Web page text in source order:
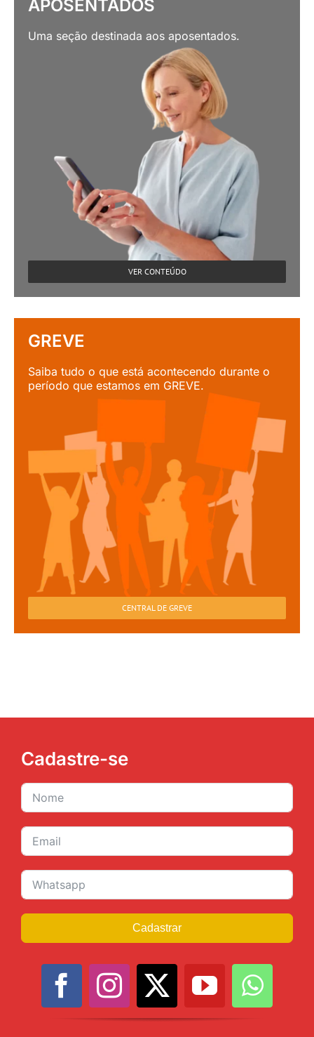
APOSENTADOS
Uma seção destinada aos aposentados.
VER CONTEÚDO
GREVE
Saiba tudo o que está acontecendo durante o
período que estamos em GREVE.
CENTRAL DE GREVE
Cadastre-se
Cadastrar